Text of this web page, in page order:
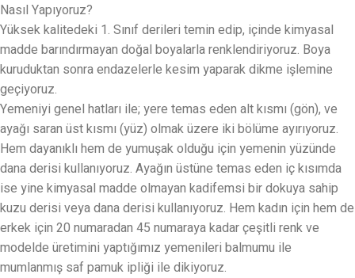
Nasıl Yapıyoruz?
Yüksek kalitedeki 1. Sınıf derileri temin edip, içinde kimyasal
madde barındırmayan doğal boyalarla renklendiriyoruz. Boya
kuruduktan sonra endazelerle kesim yaparak dikme işlemine
geçiyoruz.
Yemeniyi genel hatları ile; yere temas eden alt kısmı (gön), ve
ayağı saran üst kısmı (yüz) olmak üzere iki bölüme ayırıyoruz.
Hem dayanıklı hem de yumuşak olduğu için yemenin yüzünde
dana derisi kullanıyoruz. Ayağın üstüne temas eden iç kısımda
ise yine kimyasal madde olmayan kadifemsi bir dokuya sahip
kuzu derisi veya dana derisi kullanıyoruz. Hem kadın için hem de
erkek için 20 numaradan 45 numaraya kadar çeşitli renk ve
modelde üretimini yaptığımız yemenileri balmumu ile
mumlanmış saf pamuk ipliği ile dikiyoruz.